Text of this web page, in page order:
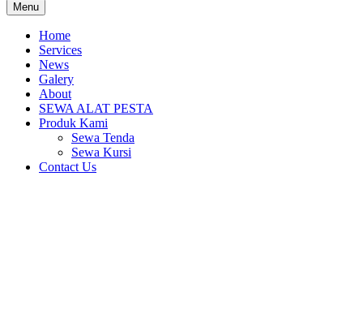
Menu
Home
Services
News
Galery
About
SEWA ALAT PESTA
Produk Kami
Sewa Tenda
Sewa Kursi
Contact Us